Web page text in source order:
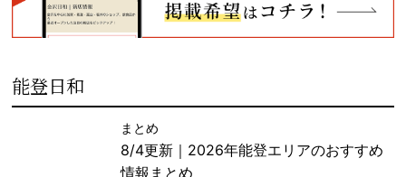
能登日和
まとめ
8/4更新｜2026年能登エリアのおすすめ
情報まとめ